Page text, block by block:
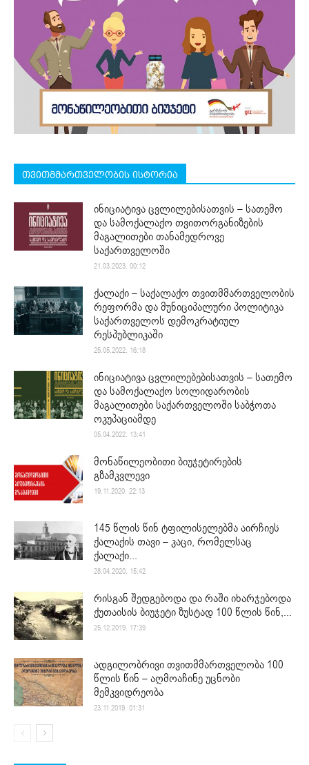
თვითმმართველობის ისტორია
ინიციატივა ცვლილებისათვის – სათემო
და სამოქალაქო თვითორგანიზების
მაგალითები თანამედროვე
საქართველოში
21.03.2023. 00:12
ქალაქი – საქალაქო თვითმმართველობის
რეფორმა და მუნიციპალური პოლიტიკა
საქართველოს დემოკრატიულ
რესპუბლიკაში
25.05.2022. 16:18
ინიციატივა ცვლილებებისათვის – სათემო
და სამოქალაქო სოლიდარობის
მაგალითები საქართველოში საბჭოთა
ოკუპაციამდე
05.04.2022. 13:41
მონაწილეობითი ბიუჯეტირების
გზამკვლევი
19.11.2020. 22:13
145 წლის წინ ტფილისელებმა აირჩიეს
ქალაქის თავი – კაცი, რომელსაც
ქალაქი...
28.04.2020. 15:42
რისგან შედგებოდა და რაში იხარჯებოდა
ქუთაისის ბიუჯეტი ზუსტად 100 წლის წინ,...
25.12.2019. 17:39
ადგილობრივი თვითმმართველობა 100
წლის წინ – აღმოაჩინე უცნობი
მემკვიდრეობა
23.11.2019. 01:31